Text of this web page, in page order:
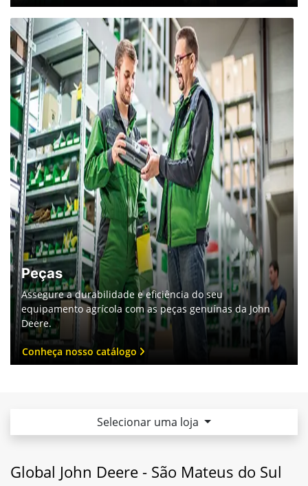
Peças
Assegure a durabilidade e eficiência do seu
equipamento agrícola com as peças genuínas da John
Deere.
Conheça nosso catálogo
Global John Deere - São Mateus do Sul
R. Rodolfo Wolf, 530 - Jardim Dona Hermínia
São Mateus do Sul - Paraná